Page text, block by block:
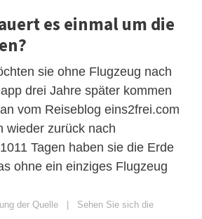
es einmal um die
sie ohne Flugzeug nach
drei Jahre später kommen
vom Reiseblog eins2frei.com
wieder zurück nach
Tagen haben sie die Erde
ohne ein einziges Flugzeug
der Quelle
Sehen Sie sich die